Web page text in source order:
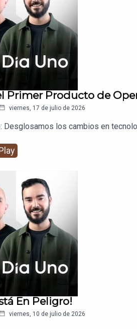
Primer Producto de
viernes, 17 de julio de 2026
Desglosamos los cambios en
En Peligro!
viernes, 10 de julio de 2026